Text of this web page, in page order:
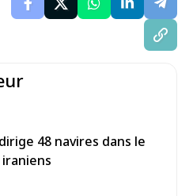
48 navires dans le